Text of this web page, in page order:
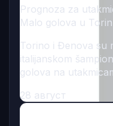
Prognoza za
Malo golova u
Torino i Đenova su
italijanskom
golova na
28 август